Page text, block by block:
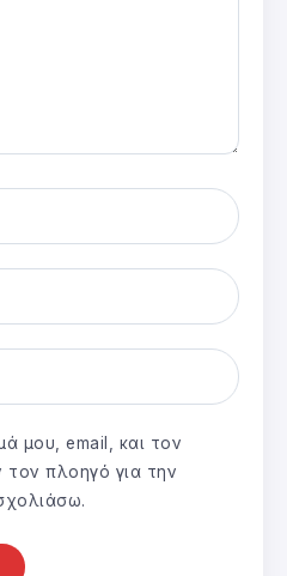
μου, email, και τον
πλοηγό για την